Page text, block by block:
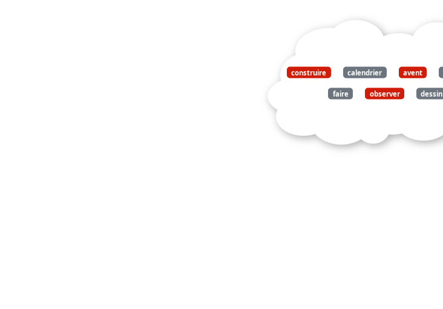
construire calendrier avent
faire observer dessin